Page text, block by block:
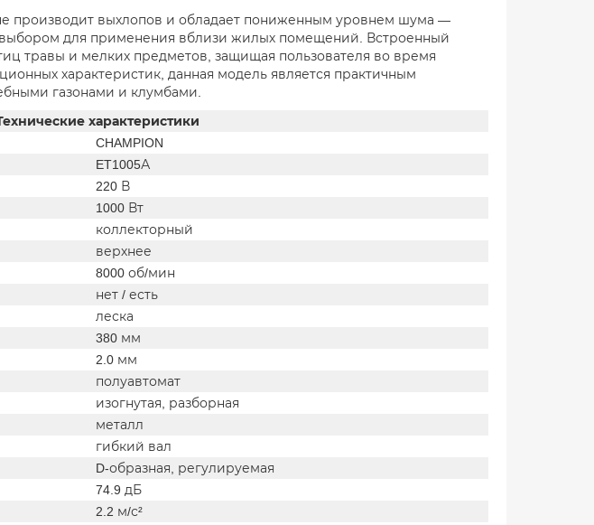
не производит выхлопов и обладает пониженным уровнем шума —
выбором для применения вблизи жилых помещений. Встроенный
травы и мелких предметов, защищая пользователя во время
характеристик, данная модель является практичным
газонами и клумбами.
характеристики
CHAMPION
ET1005А
220 В
1000 Вт
коллекторный
верхнее
8000 об/мин
нет / есть
леска
380 мм
2.0 мм
полуавтомат
изогнутая, разборная
металл
гибкий вал
D-образная, регулируемая
74.9 дБ
2.2 м/с²